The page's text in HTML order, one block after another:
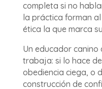
completa si no
la práctica forman
ética la que marca
Un educador
trabaja: si lo hace
obediencia ciega, o
construcción de